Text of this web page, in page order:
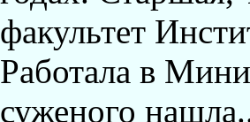
факультет
Работала в
суженого